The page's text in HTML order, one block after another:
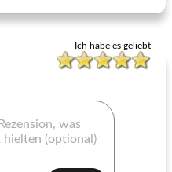
Ich habe es geliebt